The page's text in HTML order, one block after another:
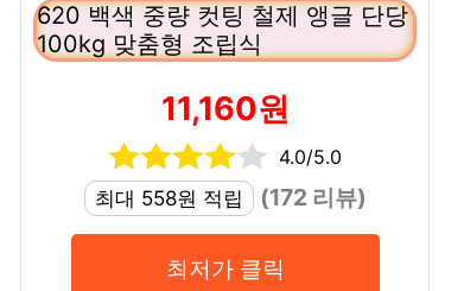
620 백색 중량 컷팅 철제 앵글 단당
100kg 맞춤형 조립식
11,160원
4.0/5.0
최대 558원 적립
(172 리뷰)
최저가 클릭